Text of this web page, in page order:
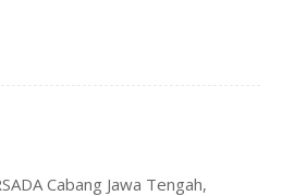
Cabang Jawa Tengah,